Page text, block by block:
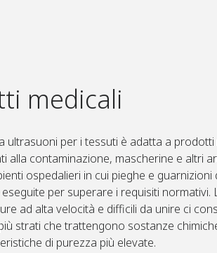
medicali
ultrasuoni per i tessuti è adatta a
alla contaminazione, mascherine e altri
ospedalieri in cui pieghe e
per superare i requisiti
ad alta velocità e difficili da unire ci
strati che trattengono sostanze
di purezza più elevate.